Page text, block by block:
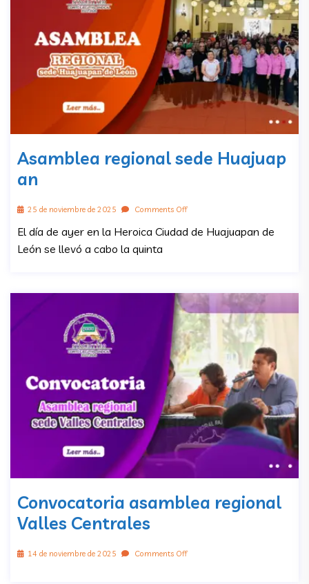
Asamblea regional sede Huajuap
an
25 de noviembre de 2025 Comments Off
El día de ayer en la Heroica Ciudad de Huajuapan de
León se llevó a cabo la quinta
Convocatoria asamblea regional
Valles Centrales
14 de noviembre de 2025 Comments Off